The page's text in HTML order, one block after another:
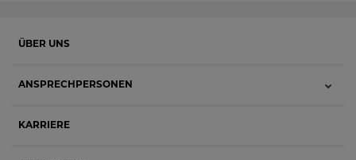
ÜBER UNS
ANSPRECHPERSONEN
KARRIERE